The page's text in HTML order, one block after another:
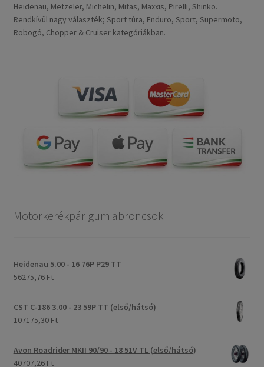
Heidenau, Metzeler, Michelin, Mitas, Maxxis, Pirelli, Shinko.
Rendkívül nagy választék; Sport túra, Enduro, Sport, Supermoto,
Robogó, Chopper & Cruiser kategóriákban.
Motorkerékpár gumiabroncsok
Heidenau 5.00 - 16 76P P29 TT
56275,76 Ft
CST C-186 3.00 - 23 59P TT (első/hátsó)
107175,30 Ft
Avon Roadrider MKII 90/90 - 18 51V TL (első/hátsó)
40707,26 Ft